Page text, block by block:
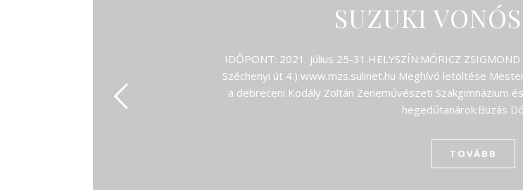
SUZUKI
IDŐPONT: 2021. július 25-31.HELYSZÍN:MÓRICZ
Széchenyi út 4.) www.mzs.sulinet.hu Meghívó letöltése
a debreceni Kodály Zoltán Zeneművészeti Szakgimnázium
hegedűtanárok:Búzás
TOVÁBB